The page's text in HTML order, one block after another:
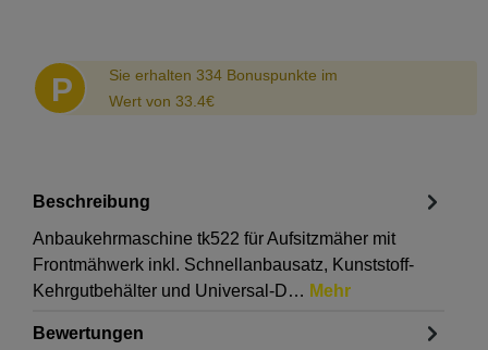
P
Sie erhalten 334 Bonuspunkte im
Wert von 33.4€
Beschreibung
Anbaukehrmaschine tk522 für Aufsitzmäher mit
Frontmähwerk inkl. Schnellanbausatz, Kunststoff-
Kehrgutbehälter und Universal-D… Mehr
Bewertungen